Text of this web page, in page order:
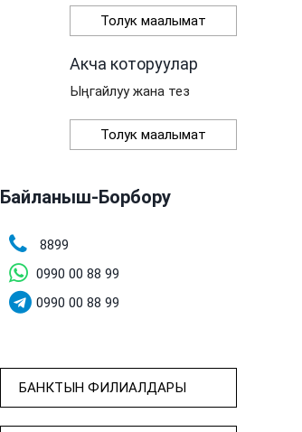
Толук маалымат
Акча которуулар
Ыңгайлуу жана тез
Толук маалымат
Байланыш-Борбору
8899
0990 00 88 99
0990 00 88 99
БАНКТЫН ФИЛИАЛДАРЫ